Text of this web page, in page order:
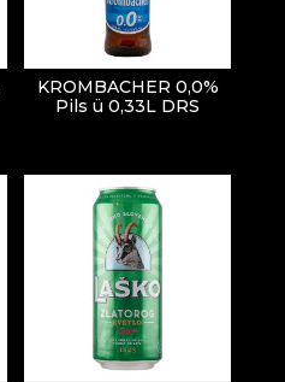
KROMBACHER 0,0%
Pils ü 0,33L DRS